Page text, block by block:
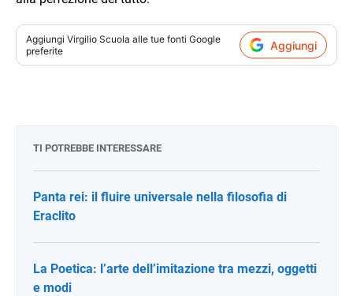
Aggiungi Virgilio Scuola alle tue fonti Google
preferite
Aggiungi
TI POTREBBE INTERESSARE
Panta rei: il fluire universale nella filosofia di
Eraclito
La Poetica: l’arte dell’imitazione tra mezzi, oggetti
e modi